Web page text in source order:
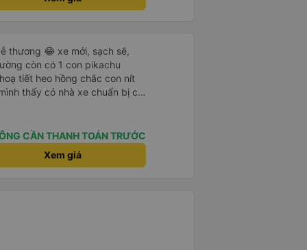
thương 😂 xe mới, sạch sẽ,
còn có 1 con pikachu
tiết heo hồng chắc con nít
thấy có nhà xe chuẩn bị cả
bà cụ lên xe còn được nv dẫn
CẦN THANH TOÁN TRƯỚC
Xem giá